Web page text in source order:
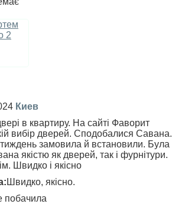
Киев
в квартиру. На сайті Фаворит
вибір дверей. Сподобалися Савана.
замовила й встановили. Була
якістю як дверей, так і фурнітури.
Швидко і якісно
Швидко, якісно.
побачила